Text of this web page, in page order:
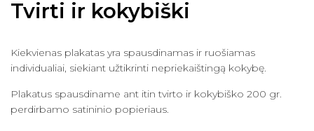
Tvirti ir kokybiški
Kiekvienas plakatas yra spausdinamas ir ruošiamas
individualiai, siekiant užtikrinti nepriekaištingą kokybę.
Plakatus spausdiname ant itin tvirto ir kokybiško 200 gr.
perdirbamo satininio popieriaus.